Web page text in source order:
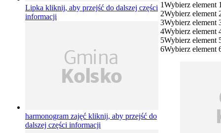
Lipka kliknij, aby przejść do dalszej części
informacji
harmonogram zajęć kliknij, aby przejść do
dalszej części informacji
1Wybierz element
2Wybierz element
3Wybierz element
4Wybierz element
5Wybierz element
6Wybierz element